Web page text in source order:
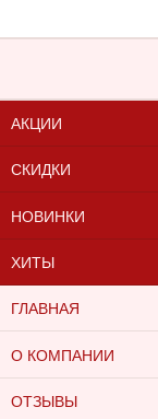
АКЦИИ
СКИДКИ
НОВИНКИ
ХИТЫ
ГЛАВНАЯ
О КОМПАНИИ
ОТЗЫВЫ